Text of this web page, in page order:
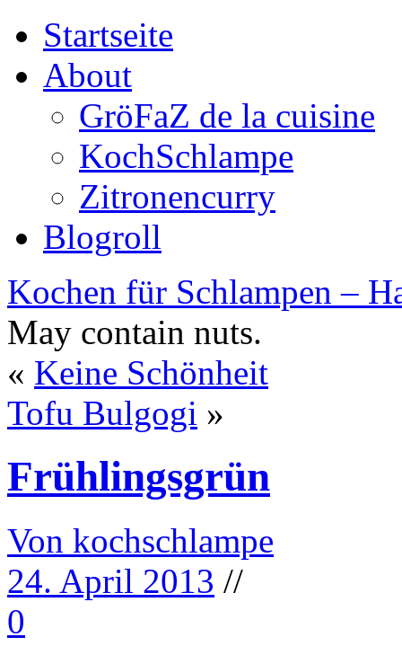
Startseite
About
GröFaZ de la cuisine
KochSchlampe
Zitronencurry
Blogroll
Kochen für Schlampen –
May contain nuts.
« Keine Schönheit
Tofu Bulgogi »
Frühlingsgrün
Von kochschlampe
24. April 2013 //
0